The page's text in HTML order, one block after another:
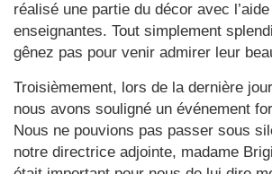
réalisé une partie du décor avec
enseignantes. Tout simplement
gênez pas pour venir admirer leur
Troisièmement, lors de la dernière
nous avons souligné un événement
Nous ne pouvions pas passer sous
notre directrice adjointe, madame